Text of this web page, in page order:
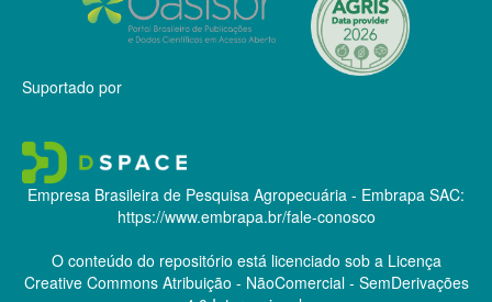
Suportado por
Empresa Brasileira de Pesquisa Agropecuária - Embrapa SAC:
https://www.embrapa.br/fale-conosco
O conteúdo do repositório está licenciado sob a Licença
Creative CommonsAtribuição - NãoComercial - SemDerivações